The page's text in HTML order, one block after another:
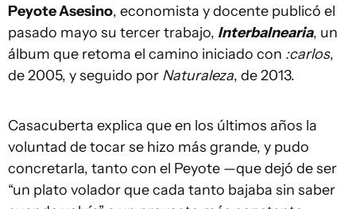
Peyote Asesino, economista y docente publicó el
pasado mayo su tercer trabajo, Interbalnearia, un
álbum que retoma el camino iniciado con :carlos,
de 2005, y seguido por Naturaleza, de 2013.
Casacuberta explica que en los últimos años la
voluntad de tocar se hizo más grande, y pudo
concretarla, tanto con el Peyote —que dejó de ser
“un plato volador que cada tanto bajaba sin saber